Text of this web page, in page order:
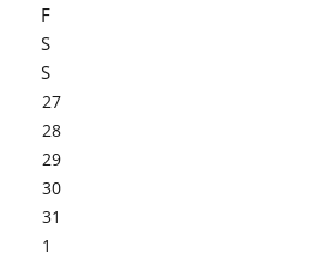
F
S
S
27
28
29
30
31
1